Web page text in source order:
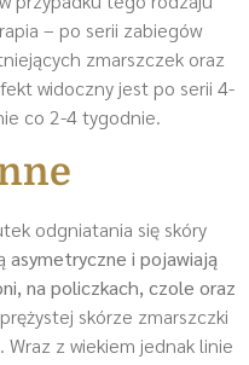
– po serii zabiegów
zmarszczek oraz
widoczny jest po serii 4-
co 2-4 tygodnie.
odgniatania się skóry
asymetryczne i pojawiają
na policzkach, czole oraz
skórze zmarszczki
Wraz z wiekiem jednak linie